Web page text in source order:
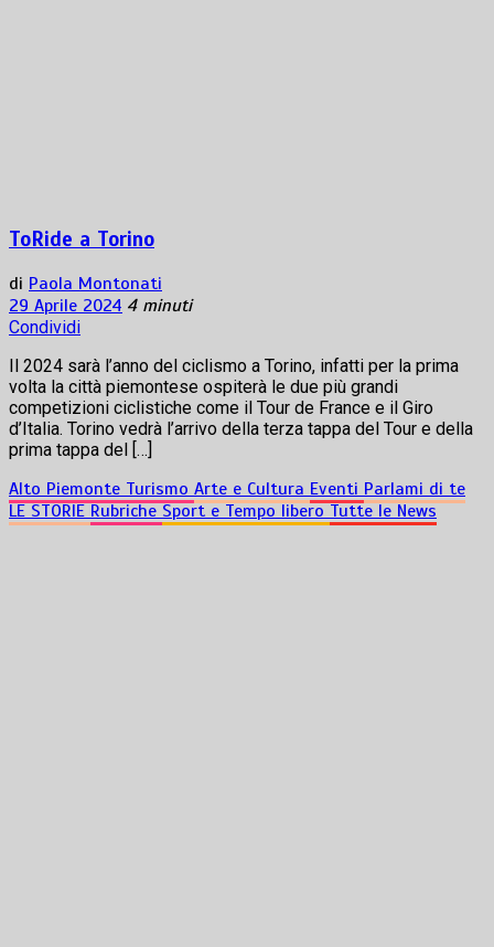
ToRide a Torino
di Paola Montonati
29 Aprile 2024 4 minuti
Condividi
Il 2024 sarà l’anno del ciclismo a Torino, infatti per la prima
volta la città piemontese ospiterà le due più grandi
competizioni ciclistiche come il Tour de France e il Giro
d’Italia. Torino vedrà l’arrivo della terza tappa del Tour e della
prima tappa del […]
Alto Piemonte Turismo Arte e Cultura Eventi Parlami di te
LE STORIERubricheSport e Tempo liberoTutte le News